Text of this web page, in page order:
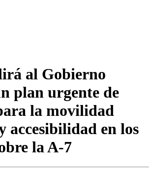
al Gobierno
plan urgente de
la movilidad
accesibilidad en los
la A-7